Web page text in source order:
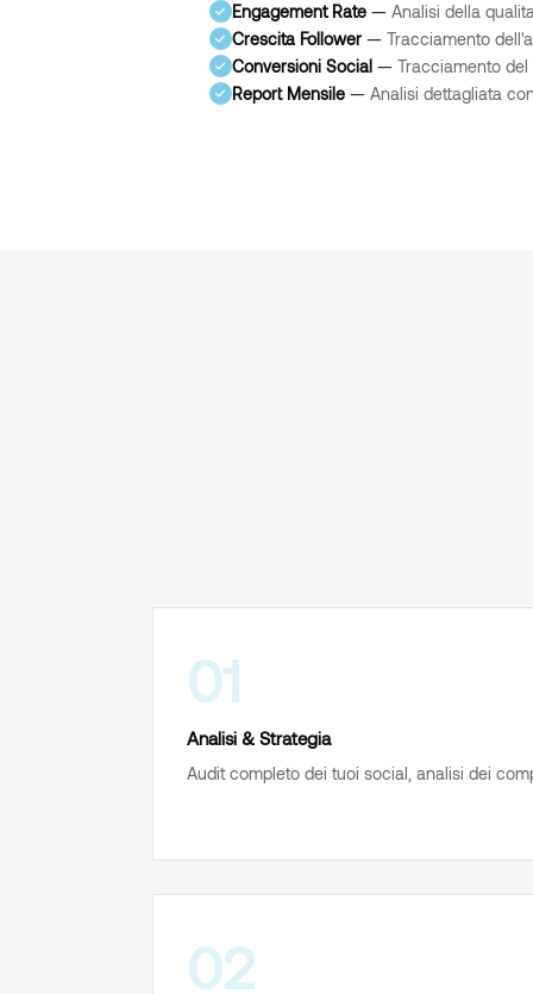
Engagement Rate— Analisi della
Crescita Follower— Tracciamento
Conversioni Social— Tracciamento
Report Mensile— Analisi dettagliata
01
Analisi & Strategia
Audit completo dei tuoi social, analisi dei
02